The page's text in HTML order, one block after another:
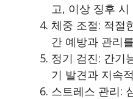
고, 이상 징후
체중 조절: 적절
간 예방과 관리
정기 검진: 간기
기 발견과 지속
스트레스 관리: